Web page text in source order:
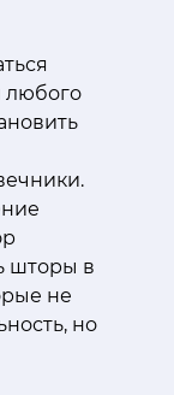
шторы в
не
но